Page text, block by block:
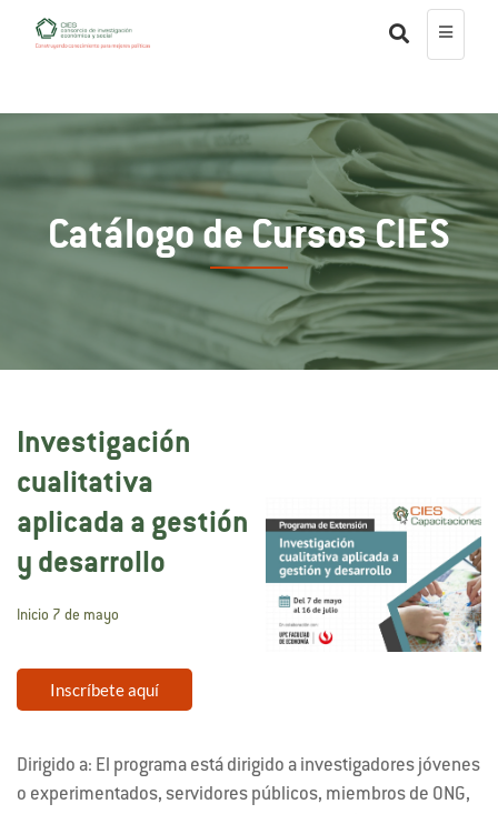
Catálogo de Cursos CIES
Investigación
cualitativa
aplicada a gestión
y desarrollo
Inicio 7 de mayo
Inscríbete aquí
Dirigido a: El programa está dirigido a investigadores jóvenes
o experimentados, servidores públicos, miembros de ONG,